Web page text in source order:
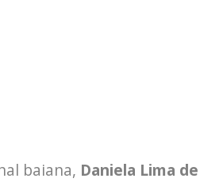
baiana, Daniela Lima de